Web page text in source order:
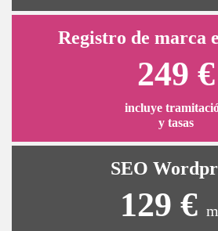
Registro de marca
249 €
incluye
y tasas
SEO
129 €